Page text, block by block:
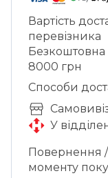
Вартість
перевізника
Безкоштовна
8000 грн
Способи
У
Повернення /
моменту